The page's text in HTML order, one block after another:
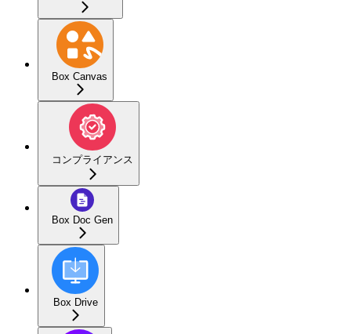
Box Canvas
コンプライアンス
Box Doc Gen
Box Drive